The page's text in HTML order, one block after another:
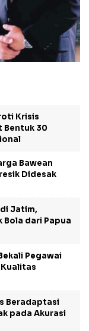
Krisis
Bentuk 30
Bawean
Didesak
Jatim,
Bola dari Papua
Pegawai
Beradaptasi
pada Akurasi